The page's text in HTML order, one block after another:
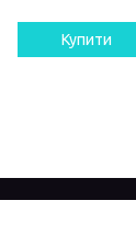
Купити